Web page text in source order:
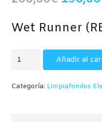
era:
Wet Runner (
Wet
batería
Añadir al
Categoría: Limpiafondos